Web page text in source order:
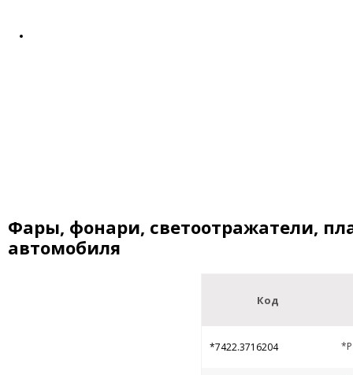
Фары, фонари, светоотражатели,
автомобиля
Код
*7422.3716204